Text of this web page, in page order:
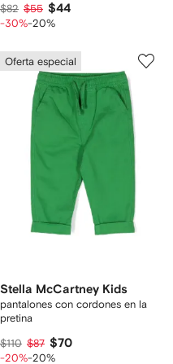
$82 $55 $44
-30%-20%
Oferta especial
Stella McCartney Kids
pantalones con cordones en la
pretina
$110 $87 $70
-20%-20%